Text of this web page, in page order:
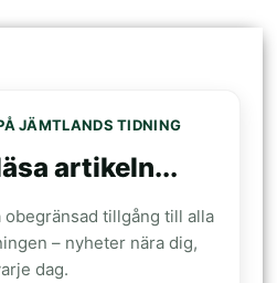
JÄMTLANDS TIDNING
artikeln...
tillgång till alla
– nyheter nära dig,
dag.